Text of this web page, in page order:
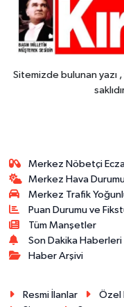
Sitemizde bulunan yazı
Merkez Nöbetçi
Merkez Hava
Merkez Trafik
Puan Durumu ve
Tüm Manşetler
Son Dakika Haberleri
Haber Arşivi
Resmi İlanlar Özel